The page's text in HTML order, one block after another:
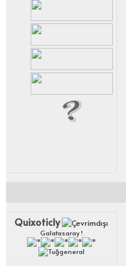
Quixoticly
Galatasaray !